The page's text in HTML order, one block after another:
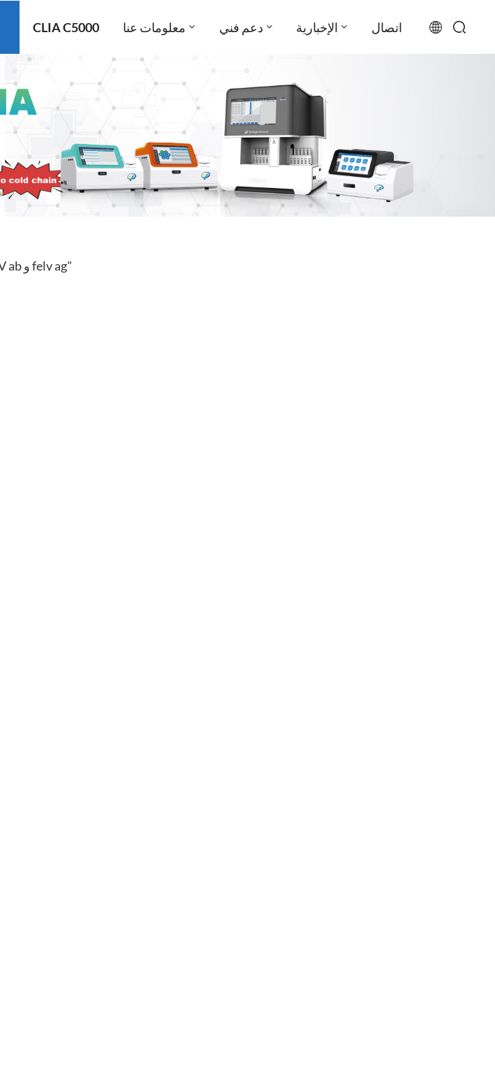
CLIA C5000 معلومات عنا دعم فني الإخبارية اتصال
русский
español
1 ل تدجو جئاتنلا "اختبار كومبو FIV ab و felv ag"